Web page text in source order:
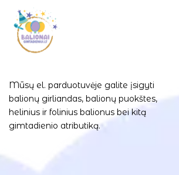
Mūsų el. parduotuvėje galite įsigyti
balionų girliandas, balionų puokštes,
helinius ir folinius balionus bei kitą
gimtadienio atributiką.